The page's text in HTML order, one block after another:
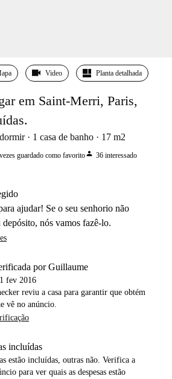
Video Planta detalhada
em Saint-Merri, Paris,
1 casa de banho 17 m2
vezes guardado como favoritoperson 36 interessado
ajudar! Se o seu senhorio não
nós vamos fazê-lo.
por Guillaume
fev 2016
reviu a casa para garantir que obtém
vê no anúncio.
incluídas
estão incluídas, outras não. Verifica a
para ver quais as despesas estão